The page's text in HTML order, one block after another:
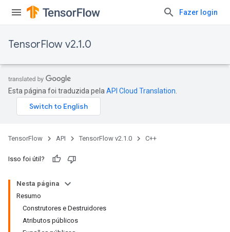
Fazer login
TensorFlow v2.1.0
Esta página foi traduzida pela API Cloud Translation
TensorFlow API TensorFlow v2.1.0 C++
Isso foi útil?
Nesta página
Resumo
Construtores e Destruidores
Atributos públicos